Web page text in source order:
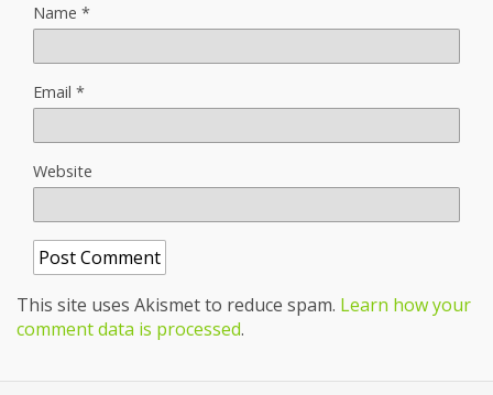
Name *
Email *
Website
This site uses Akismet to reduce spam. Learn how your
comment data is processed.